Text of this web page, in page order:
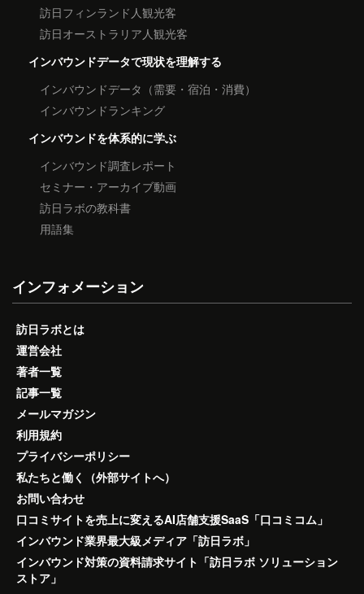
訪日フィンランド人観光客
訪日オーストラリア人観光客
インバウンドデータで現状を理解する
インバウンドデータ（需要・宿泊・消費）
インバウンドランキング
インバウンドを体系的に学ぶ
インバウンド調査レポート
セミナー・アーカイブ動画
訪日ラボの教科書
用語集
インフォメーション
訪日ラボとは
運営会社
著者一覧
記事一覧
メールマガジン
利用規約
プライバシーポリシー
私たちと働く（外部サイトへ）
お問い合わせ
口コミサイトを売上に変えるAI店舗支援SaaS「口コミコム」
インバウンド業界最大級メディア「訪日ラボ」
インバウンド対策の資料請求サイト「訪日ラボ ソリューション
ストア」